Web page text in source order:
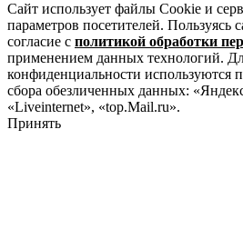
Сайт использует файлы Cookie и
параметров посетителей. Пользуясь
согласие с политикой обработки
применением данных технологий.
конфиденциальности используются
сбора обезличенных данных:
«Liveinternet», «top.Mail.ru».
Принять